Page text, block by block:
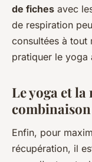
de fiches avec
de respiration
consultées à tout
pratiquer le yoga
Le yoga et
Enfin, pour
récupération, il